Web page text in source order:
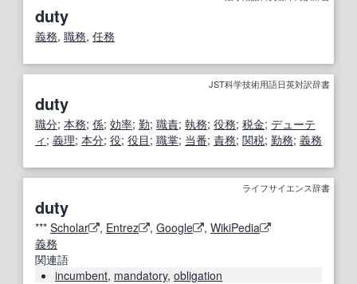
duty
義務, 職務, 任務
JST科学技術用語日英対訳辞書
duty
職分; 本務; 係; 効率; 勤; 職責; 執務; 役務; 税金; デューテ
ィ ; 義理; 本分; 役; 役目; 職掌; 当番; 責務; 関税; 勤務; 義務
ライフサイエンス辞書
duty
*** Scholar , Entrez , Google , WikiPedia
義務
関連語
incumbent, mandatory, obligation